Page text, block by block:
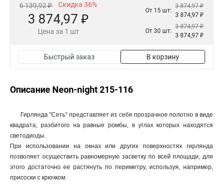
6 139,92 ₽ Скидка 36%
3 874,97 ₽
Цена за 1 шт
От 15 шт:
3 874,97 ₽
3 874,97 ₽
От 30 шт:
3 874,97 ₽
3 874,97 ₽
Быстрый заказ В корзину
Описание Neon-night 215-116
Гирлянда "Сеть" представляет из себя прозрачное полотно в виде
квадрата, разбитого на равные ромбы, в углах которых находятся
светодиоды.
При использовании на окнах или других поверхностях гирлянда
позволяет осуществить равномерную засветку по всей площади, для
этого достаточно ее растянуть по периметру, используя, например,
присоски с крючком.